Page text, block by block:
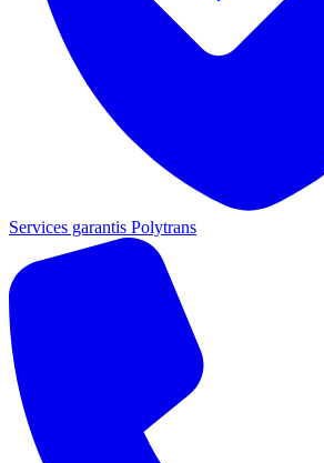
Services garantis Polytrans